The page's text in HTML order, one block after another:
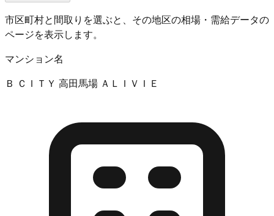
市区町村と間取りを選ぶと、その地区の相場・需給データの
ページを表示します。
マンション名
Ｂ ＣＩＴＹ 高田馬場 ＡＬＩＶＩＥ